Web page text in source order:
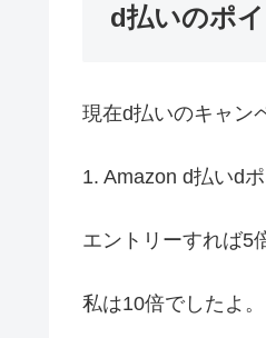
d払いのポ
現在d払いのキャン
1. Amazon d払いd
エントリーすれば5
私は10倍でしたよ。